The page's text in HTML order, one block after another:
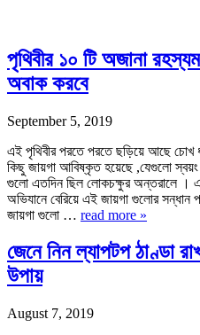
পৃথিবীর ১০ টি অজানা
অবাক করবে
September 5, 2019
এই পৃথিবীর পরতে পরতে ছড়িয়ে আছে চোখ
কিছু জায়গা আবিষ্কৃত হয়েছে ,যেগুলো স্বয়ং
গুলো এতদিন ছিল লোকচক্ষুর অন্তরালে ।
অভিযানে বেরিয়ে এই জায়গা গুলোর
জায়গা গুলো … read more »
জেনে নিন ল্যাপটপ ঠাণ্ডা
উপায়
August 7, 2019